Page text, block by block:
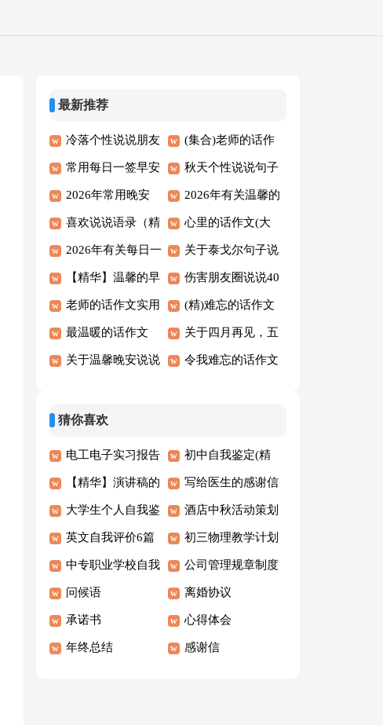
最新推荐
冷落个性说说朋友
圈（精选40句）
(集合)老师的话作
文4篇
常用每日一签早安
问候语语录26句
秋天个性说说句子
（精选100句）
2026年常用晚安
QQ问候语集锦62
条
2026年有关温馨的
早安问候语61句
喜欢说说语录（精
选30句）
心里的话作文(大
全4篇)
2026年有关每日一
签早安QQ问候语
34条
关于泰戈尔句子说
说汇总50句精选
【精华】温馨的早
安朋友圈问候语62
条
伤害朋友圈说说40
句
老师的话作文实用
【4篇】
(精)难忘的话作文
最温暖的话作文 关于四月再见，五
月你好唯美说说语
关于温馨晚安说说 令我难忘的话作文
猜你喜欢
电工电子实习报告
(15篇)
初中自我鉴定(精
选15篇)
【精华】演讲稿的
作文4篇
写给医生的感谢信
(通用15篇)
大学生个人自我鉴
定(汇编15篇)
酒店中秋活动策划
英文自我评价6篇 初三物理教学计划
模板
中专职业学校自我
鉴定
公司管理规章制度
(15篇)
问候语 离婚协议
承诺书 心得体会
年终总结 感谢信